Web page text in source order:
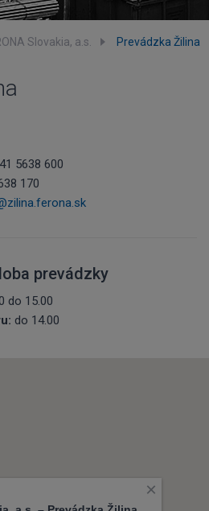
Slovakia, a.s. Prevádzka Žilina
5638 600
170
prevádzky
do 15.00
do 14.00